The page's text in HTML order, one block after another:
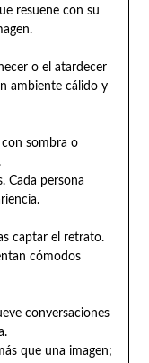
resuene con su
o el atardecer
ambiente cálido y
con sombra o
Cada persona
captar el retrato.
cómodos
conversaciones
que una imagen;